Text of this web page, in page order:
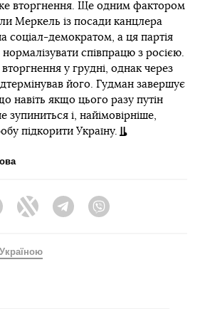
вторгнення. Ще одним фактором
Меркель із посади канцлера
соціал-демократом, а ця партія
співпрацю з росією.
у грудні, однак через
його. Гудман завершує
навіть якщо цього разу путін
зупиниться і, найімовірніше,
підкорити Україну.
FacebookTwitter Telegram
Україною